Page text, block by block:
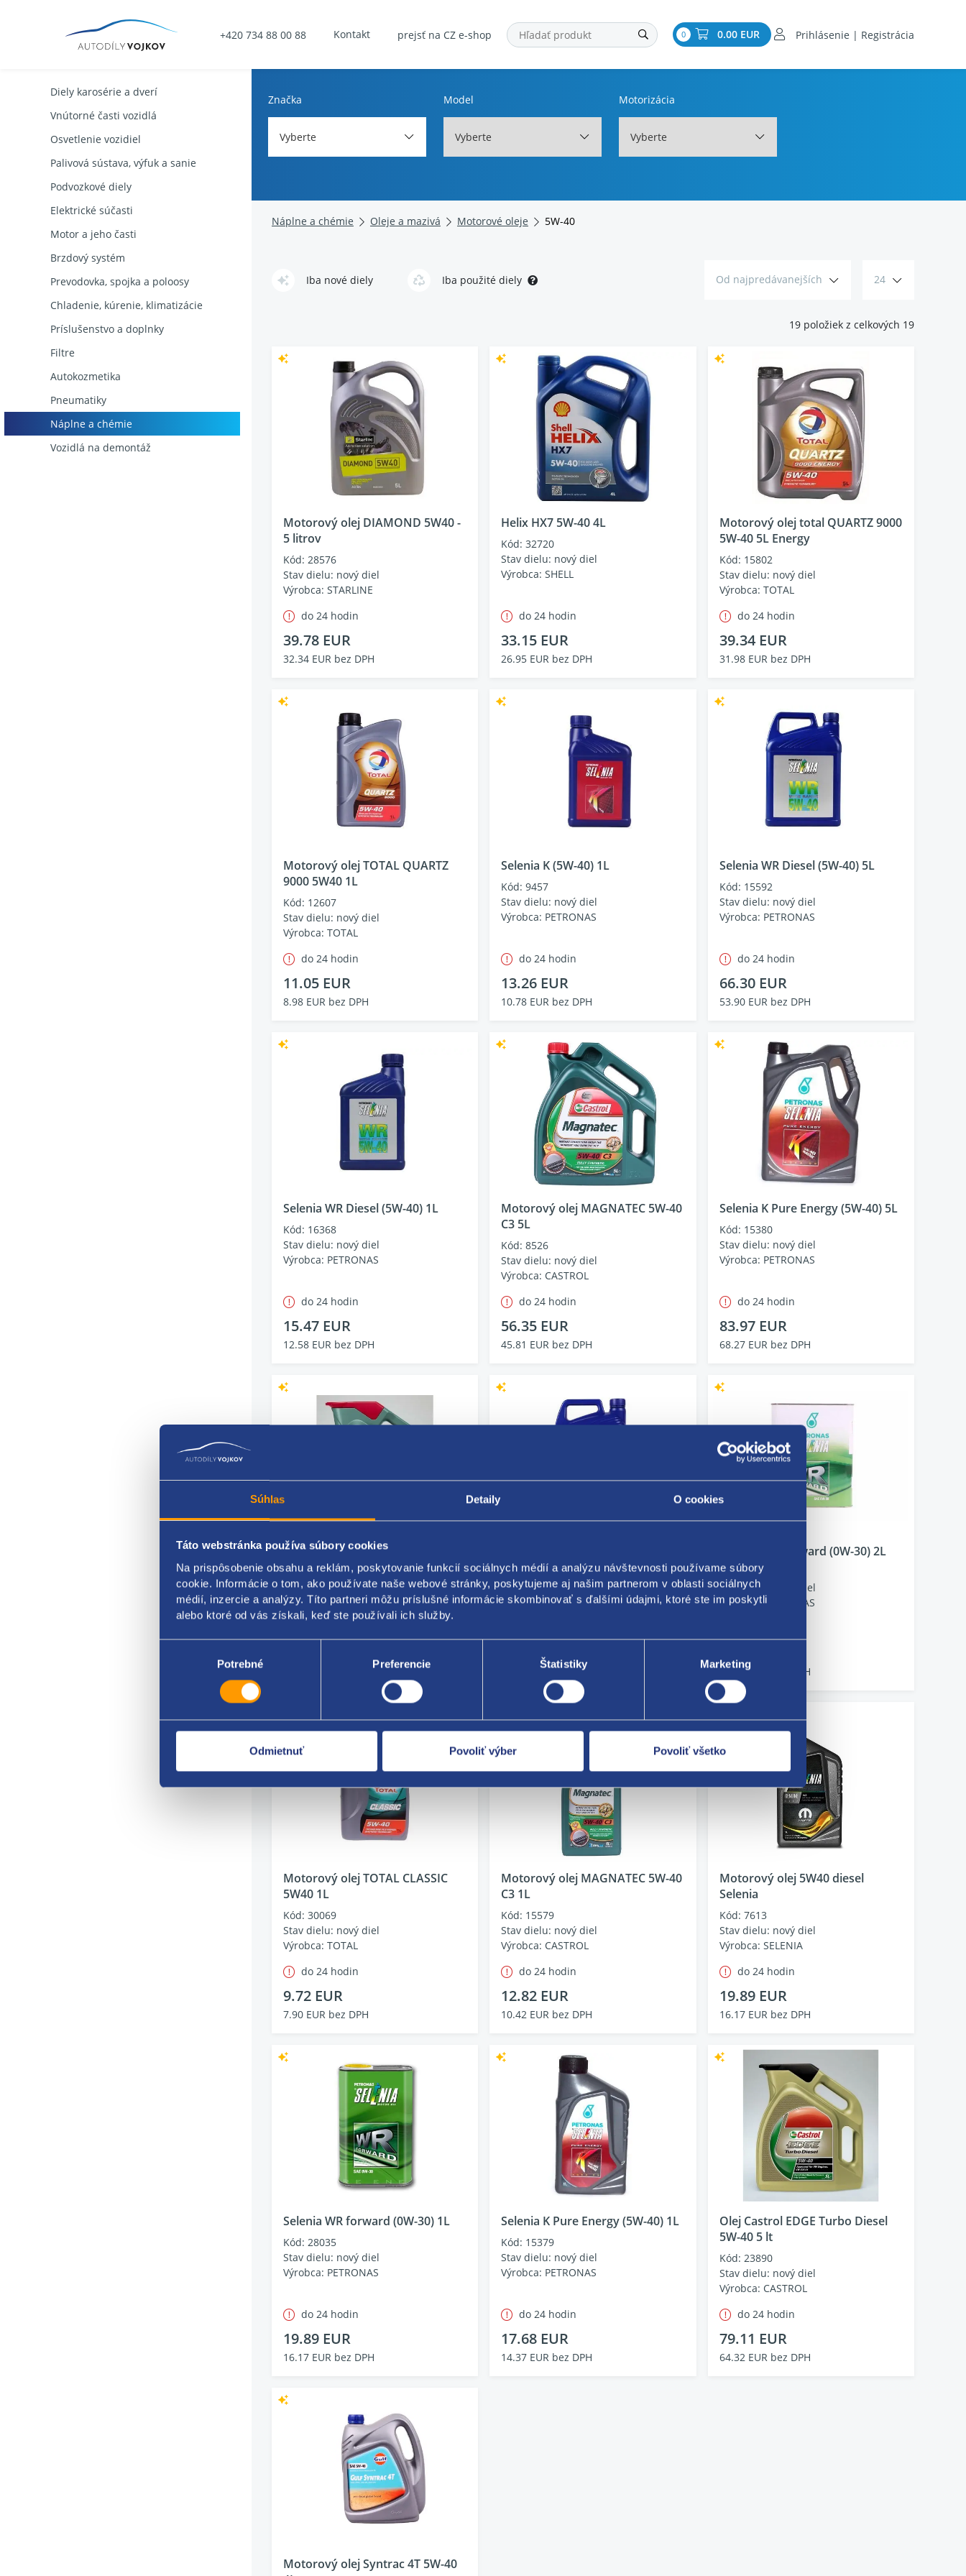
Súhlas Detaily O cookies
Táto webstránka používa súbory cookies
Na prispôsobenie obsahu a reklám, poskytovanie funkcií sociálnych médií a analýzu návštevnosti používame súbory
cookie. Informácie o tom, ako používate naše webové stránky, poskytujeme aj našim partnerom v oblasti sociálnych
médií, inzercie a analýzy. Títo partneri môžu príslušné informácie skombinovať s ďalšími údajmi, ktoré ste im poskytli
alebo ktoré od vás získali, keď ste používali ich služby.
Potrebné Preferencie Štatistiky Marketing
Odmietnuť Povoliť výber Povoliť všetko
+420 734 88 00 88 Kontakt prejsť na CZ e-shop 0 0.00 EUR Prihlásenie | Registrácia
Značka
Vyberte
Model
Vyberte
Motorizácia
Vyberte
Diely karosérie a dverí
Vnútorné časti vozidlá
Osvetlenie vozidiel
Palivová sústava, výfuk a sanie
Podvozkové diely
Elektrické súčasti
Motor a jeho časti
Brzdový systém
Prevodovka, spojka a poloosy
Chladenie, kúrenie, klimatizácie
Príslušenstvo a doplnky
Filtre
Autokozmetika
Pneumatiky
Náplne a chémie
Vozidlá na demontáž
Náplne a chémie Oleje a mazivá Motorové oleje 5W-40
Iba nové diely Iba použité diely Od najpredávanejších 24
19 položiek z celkových 19
Motorový olej DIAMOND 5W40 -
5 litrov
Kód: 28576
Stav dielu: nový diel
Výrobca: STARLINE
do 24 hodin
39.78 EUR
32.34 EUR bez DPH
Helix HX7 5W-40 4L
Kód: 32720
Stav dielu: nový diel
Výrobca: SHELL
do 24 hodin
33.15 EUR
26.95 EUR bez DPH
Motorový olej total QUARTZ 9000
5W-40 5L Energy
Kód: 15802
Stav dielu: nový diel
Výrobca: TOTAL
do 24 hodin
39.34 EUR
31.98 EUR bez DPH
Motorový olej TOTAL QUARTZ
9000 5W40 1L
Kód: 12607
Stav dielu: nový diel
Výrobca: TOTAL
do 24 hodin
11.05 EUR
8.98 EUR bez DPH
Selenia K (5W-40) 1L
Kód: 9457
Stav dielu: nový diel
Výrobca: PETRONAS
do 24 hodin
13.26 EUR
10.78 EUR bez DPH
Selenia WR Diesel (5W-40) 5L
Kód: 15592
Stav dielu: nový diel
Výrobca: PETRONAS
do 24 hodin
66.30 EUR
53.90 EUR bez DPH
Selenia WR Diesel (5W-40) 1L
Kód: 16368
Stav dielu: nový diel
Výrobca: PETRONAS
do 24 hodin
15.47 EUR
12.58 EUR bez DPH
Motorový olej MAGNATEC 5W-40
C3 5L
Kód: 8526
Stav dielu: nový diel
Výrobca: CASTROL
do 24 hodin
56.35 EUR
45.81 EUR bez DPH
Selenia K Pure Energy (5W-40) 5L
Kód: 15380
Stav dielu: nový diel
Výrobca: PETRONAS
do 24 hodin
83.97 EUR
68.27 EUR bez DPH
Castrol Magnatec 5W-40 C3 4 lt
Kód: 24466
Stav dielu: nový diel
Výrobca: CASTROL
50.31 EUR bez DPH
Kód: 15378
Stav dielu: nový diel
Výrobca: PETRONAS
66.30 EUR
53.90 EUR bez DPH
Selenia WR forward (0W-30) 2L
Kód: 43831
Stav dielu: nový diel
Výrobca: PETRONAS
24.43 EUR bez DPH
Motorový olej TOTAL CLASSIC
5W40 1L
Kód: 30069
Stav dielu: nový diel
Výrobca: TOTAL
do 24 hodin
9.72 EUR
7.90 EUR bez DPH
Motorový olej MAGNATEC 5W-40
C3 1L
Kód: 15579
Stav dielu: nový diel
Výrobca: CASTROL
do 24 hodin
12.82 EUR
10.42 EUR bez DPH
Motorový olej 5W40 diesel
Selenia
Kód: 7613
Stav dielu: nový diel
Výrobca: SELENIA
do 24 hodin
19.89 EUR
16.17 EUR bez DPH
Selenia WR forward (0W-30) 1L
Kód: 28035
Stav dielu: nový diel
Výrobca: PETRONAS
do 24 hodin
19.89 EUR
16.17 EUR bez DPH
Selenia K Pure Energy (5W-40) 1L
Kód: 15379
Stav dielu: nový diel
Výrobca: PETRONAS
do 24 hodin
17.68 EUR
14.37 EUR bez DPH
Olej Castrol EDGE Turbo Diesel
5W-40 5 lt
Kód: 23890
Stav dielu: nový diel
Výrobca: CASTROL
do 24 hodin
79.11 EUR
64.32 EUR bez DPH
Motorový olej Syntrac 4T 5W-40